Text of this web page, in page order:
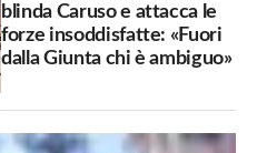
blinda Caruso e attacca le
forze insoddisfatte: «Fuori
dalla Giunta chi è ambiguo»